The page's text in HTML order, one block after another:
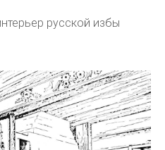
русской избы